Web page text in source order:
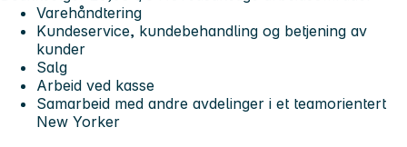
Varehåndtering
Kundeservice, kundebehandling og betjening av
kunder
Salg
Arbeid ved kasse
Samarbeid med andre avdelinger i et teamorientert
New Yorker